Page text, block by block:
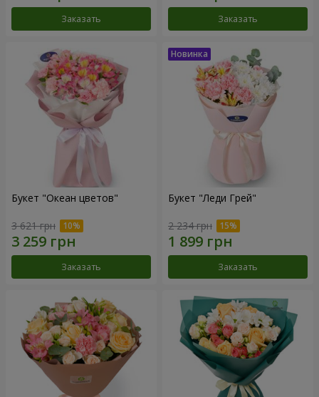
Заказать Заказать
Букет "Океан цветов"
3 621 грн
Заказать
Букет "Леди Грей"
2 234 грн
Заказать